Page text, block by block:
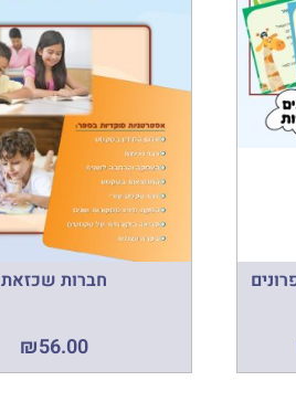
חברות שכזאת
₪56.00